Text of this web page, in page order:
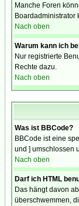
Manche Foren
Boardadministrator
Nach oben
Warum kann ich
Nur registrierte
Rechte dazu.
Nach oben
Was ist BBCode?
BBCode ist eine
und ] umschlossen
Nach oben
Darf ich HTML
Das hängt davon
überschwemmen,